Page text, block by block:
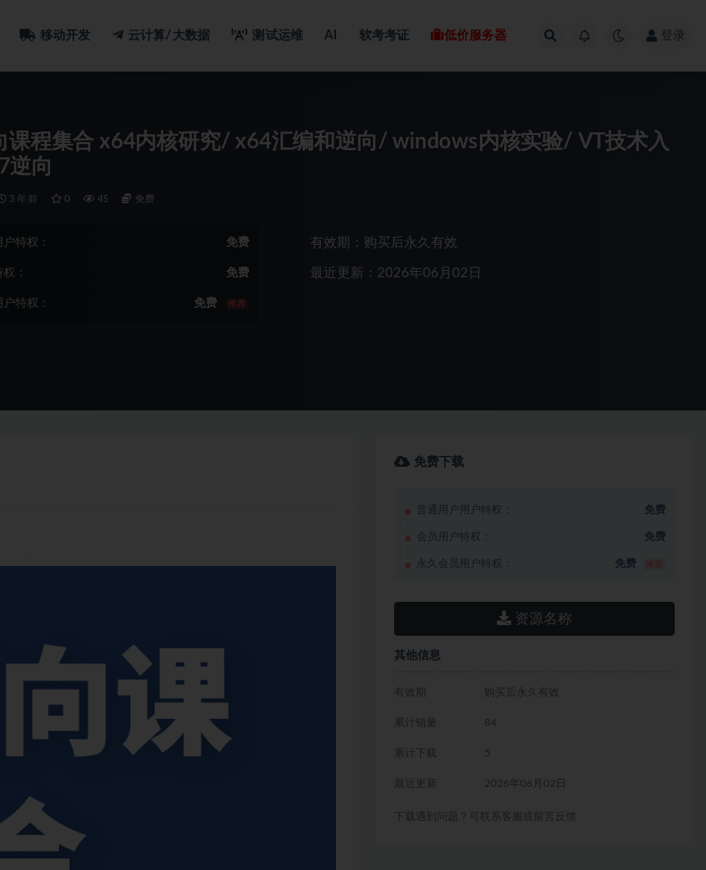
移动开发 云计算/大数据 测试运维 AI 软考考证 低价服务器 登录
课程集合 x64内核研究/ x64汇编和逆向/ windows内核实验/ VT技术入
逆向
3 年前 0 45 免费
特权： 免费
： 免费
特权： 免费 推荐
有效期：购买后永久有效
最近更新：2026年06月02日
免费下载
普通用户用户特权： 免费
会员用户特权： 免费
永久会员用户特权： 免费
资源名称
其他信息
有效期 购买后永久有效
累计销量 84
累计下载 5
最近更新 2026年06月02日
下载遇到问题？可联系客服或留言反馈